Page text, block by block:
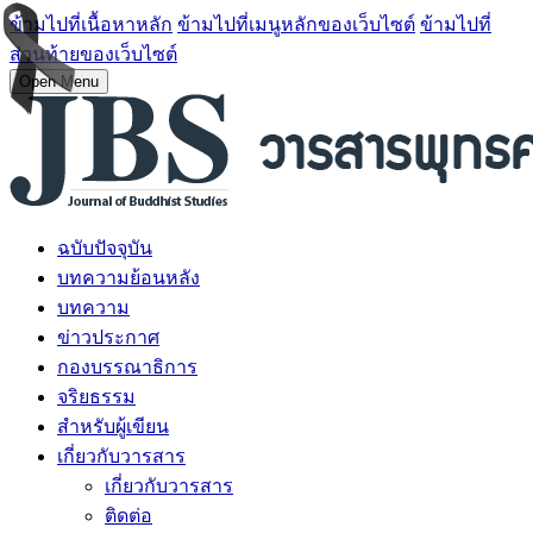
ข้ามไปที่เนื้อหาหลัก ข้ามไปที่เมนูหลักของเว็บไซต์ ข้ามไปที่
ส่วนท้ายของเว็บไซต์
Open Menu
ฉบับปัจจุบัน
บทความย้อนหลัง
บทความ
ข่าวประกาศ
กองบรรณาธิการ
จริยธรรม
สำหรับผู้เขียน
เกี่ยวกับวารสาร
เกี่ยวกับวารสาร
ติดต่อ